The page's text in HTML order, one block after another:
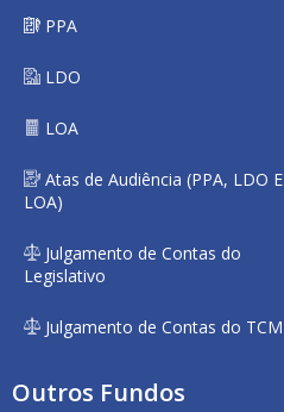
PPA
LDO
LOA
Atas de Audiência (PPA, LDO E
LOA)
Julgamento de Contas do
Legislativo
Julgamento de Contas do TCM
Outros Fundos